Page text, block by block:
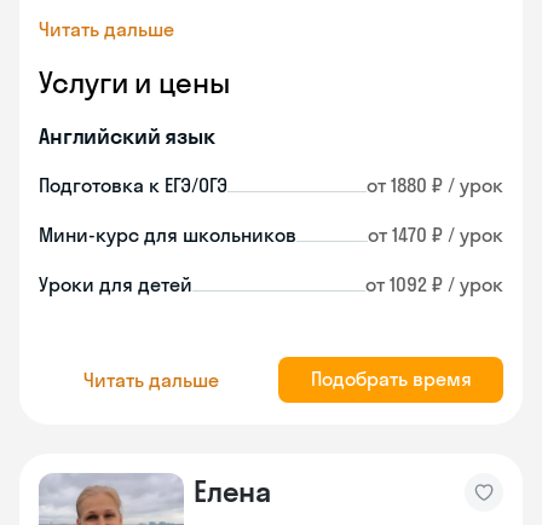
Читать дальше
Услуги и цены
Английский язык
Подготовка к ЕГЭ/ОГЭ от 1880 ₽ / урок
Мини-курс для школьников от 1470 ₽ / урок
Уроки для детей от 1092 ₽ / урок
Читать дальше Подобрать время
Елена